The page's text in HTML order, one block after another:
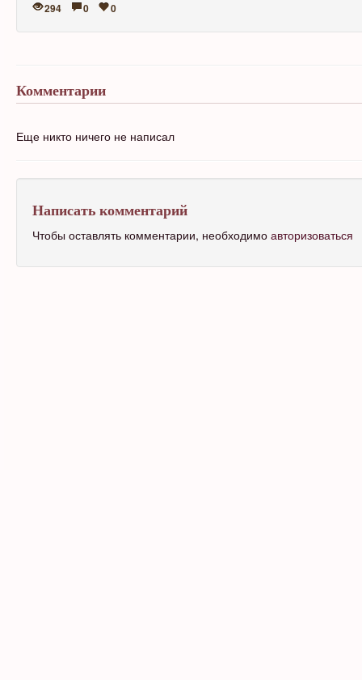
294 0 0
Комментарии
Еще никто ничего не написал
Написать комментарий
Чтобы оставлять комментарии, необходимо авторизоваться